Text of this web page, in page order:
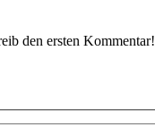
den ersten Kommentar!